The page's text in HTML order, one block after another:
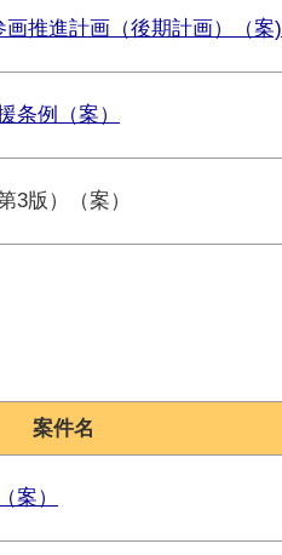
推進計画（後期計画）（案)
条例（案）
3版）（案）
案件名
案）